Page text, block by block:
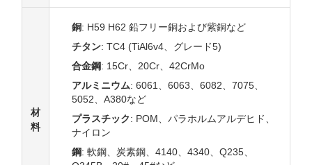
材
料
銅: H59 H62 鉛フリー銅および紫銅など
チタン: TC4 (TiAl6v4、グレード5)
合金鋼: 15Cr、20Cr、42CrMo
アルミニウム: 6061、6063、6082、7075、
5052、A380など
プラスチック: POM、パラホルムアルデヒド、
ナイロン
鋼: 軟鋼、炭素鋼、4140、4340、Q235、